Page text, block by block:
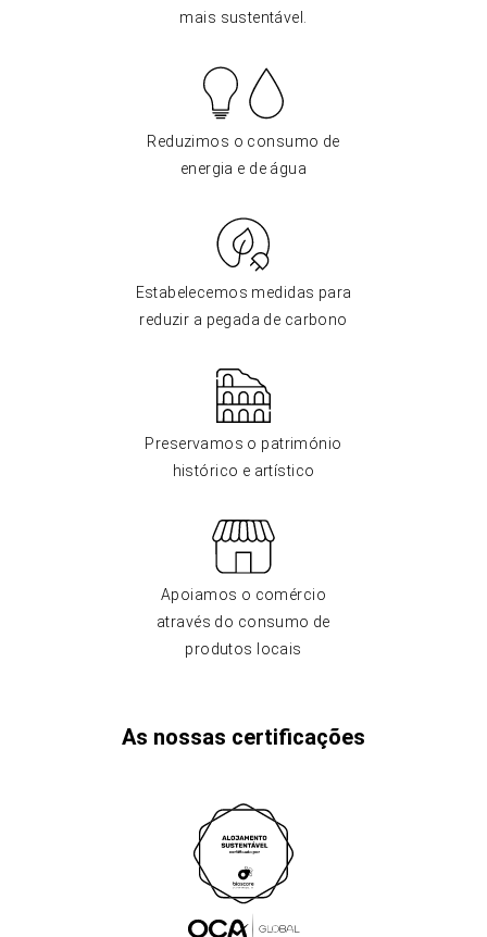
mais sustentável.
Reduzimos o consumo de
energia e de água
Estabelecemos medidas para
reduzir a pegada de carbono
Preservamos o património
histórico e artístico
Apoiamos o comércio
através do consumo de
produtos locais
As nossas certificações